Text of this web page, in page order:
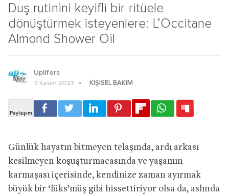
Duş rutinini keyifli bir ritüele
dönüştürmek isteyenlere: L’Occitane
Almond Shower Oil
Uplifers
7 Kasım 2023 KIŞISEL BAKIM
Günlük hayatın bitmeyen telaşında, ardı arkası
kesilmeyen koşuşturmacasında ve yaşamın
karmaşası içerisinde, kendinize zaman ayırmak
büyük bir ‘lüks’müş gibi hissettiriyor olsa da, aslında